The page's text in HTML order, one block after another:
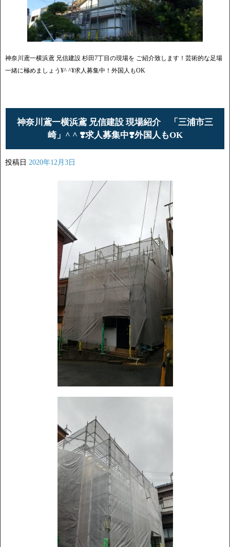
神奈川鳶一横浜鳶 兄信建設 杉田7丁目の現場を ご紹介致します！芸術的な足場
一緒に極めましょう¥^ ^¥求人募集中！外国人もOK
神奈川鳶一横浜鳶 兄信建設 現場紹介 「三浦市三
崎」^ ^ ❣️求人募集中❣️外国人もOK
投稿日 2020年12月3日